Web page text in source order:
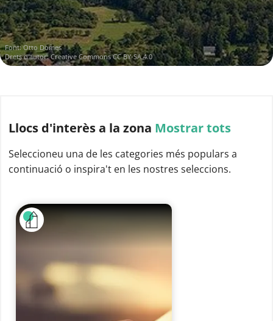
Font:Otto Domes
Drets d'autor:Creative Commons CC BY-SA 4.0
Llocs d'interèsa la zona Mostrar tots
Seleccioneu una de les categories més populars a
continuació o inspira't en les nostres seleccions.